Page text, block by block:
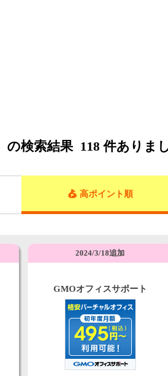
の検索結果 118 件ありま
高ポイント順
2024/3/18追加
GMOオフィスサポート